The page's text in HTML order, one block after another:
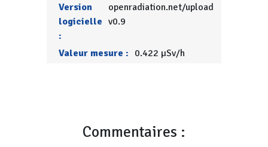
Version
logicielle
:
openradiation.net/upload
v0.9
Valeur mesure : 0.422 µSv/h
Commentaires :